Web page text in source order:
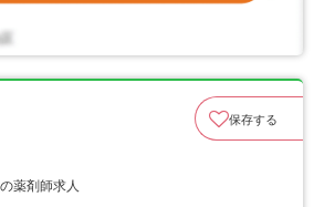
保存する
薬剤師求人